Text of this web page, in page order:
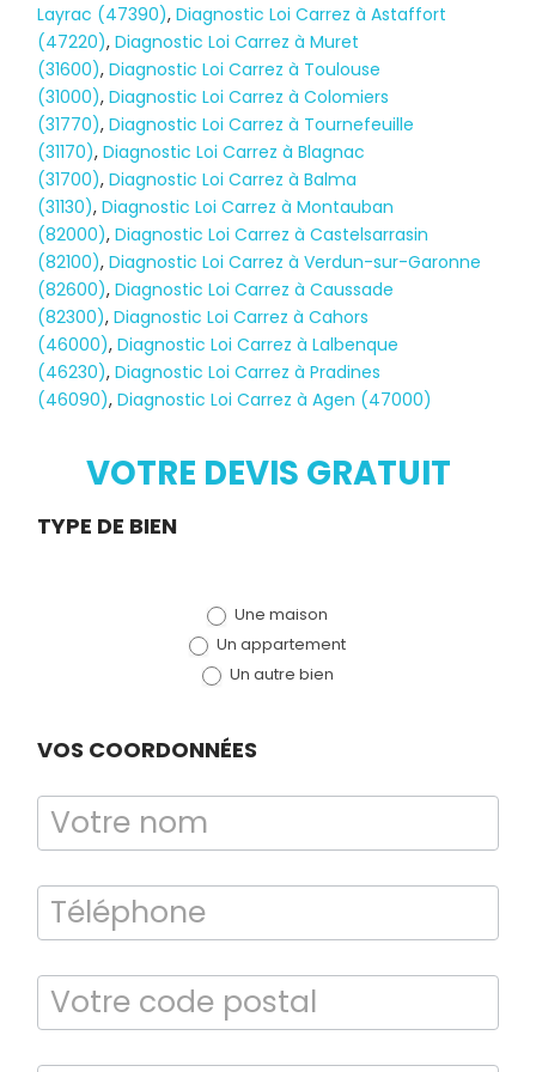
Diagnostic
TERMITES
Bilan énergétique
DPE
Layrac (47390),Diagnostic Loi Carrez à Astaffort
(47220),Diagnostic Loi Carrez à Muret
(31600),Diagnostic Loi Carrez à Toulouse
(31000),Diagnostic Loi Carrez à Colomiers
(31770),Diagnostic Loi Carrez à Tournefeuille
(31170),Diagnostic Loi Carrez à Blagnac
(31700),Diagnostic Loi Carrez à Balma
(31130),Diagnostic Loi Carrez à Montauban
(82000),Diagnostic Loi Carrez à Castelsarrasin
(82100),Diagnostic Loi Carrez à Verdun-sur-Garonne
(82600),Diagnostic Loi Carrez à Caussade
(82300),Diagnostic Loi Carrez à Cahors
(46000),Diagnostic Loi Carrez à Lalbenque
(46230),Diagnostic Loi Carrez à Pradines
(46090),Diagnostic Loi Carrez à Agen (47000)
VOTRE DEVIS GRATUIT
Demande
TYPE DE BIEN
Une maison
Un appartement
Un autre bien
VOS COORDONNÉES